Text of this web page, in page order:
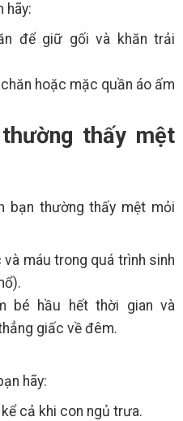
hãy:
để giữ gối và khăn trải
hoặc mặc quần áo ấm
thấy mệt
bạn thường thấy mệt mỏi
máu trong quá trình sinh
bé hầu hết thời gian và
giấc về đêm.
hãy:
cả khi con ngủ trưa.